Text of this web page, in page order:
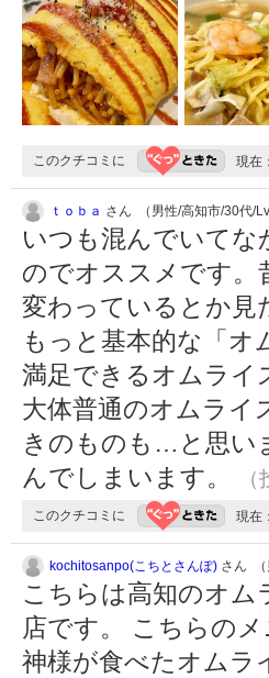
このクチコミに 現在：
ｔｏｂａ さん （男性/高知市/30代/
いつも混んでいて
のでオススメです。
変わっているとか見
もっと基本的な「
満足できるオムライ
大体普通のオムライ
きのものも…と思い
んでしまいます。
このクチコミに 現在：
kochitosanpo(こちとさんぽ) さん （
こちらは高知のオム
店です。 こちらの
神様が食べたオムラ